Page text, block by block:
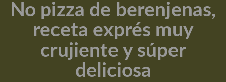
Apuntes, estudios sobre temas interesantes e importantes
Aceite de Oliva Virgen Extra (AOVE)
Recetas maridadas con los mejores AOVES
Flores en la cocina recetas
No pizza de berenjenas,
receta exprés muy
crujiente y súper
deliciosa